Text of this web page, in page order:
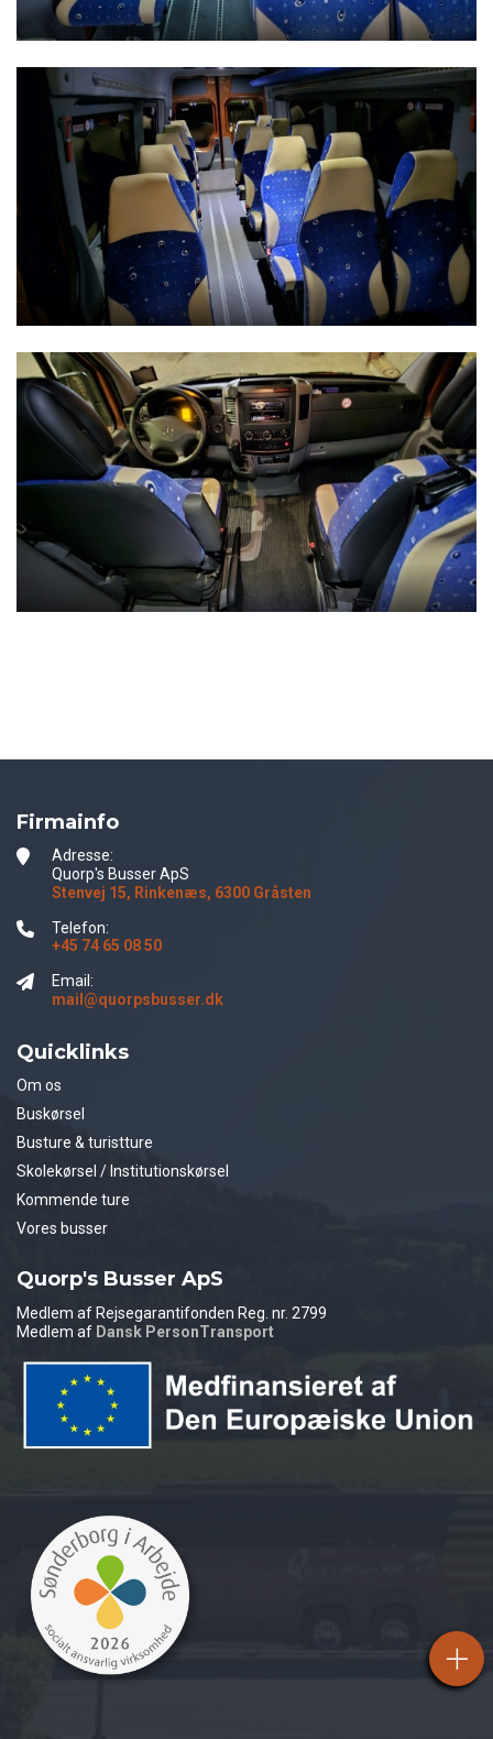
Firmainfo
Adresse:
Quorp's Busser ApS
Stenvej 15, Rinkenæs, 6300 Gråsten
Telefon:
+45 74 65 08 50
Email:
mail@quorpsbusser.dk
Quicklinks
Om os
Buskørsel
Busture & turistture
Skolekørsel / Institutionskørsel
Kommende ture
Vores busser
Quorp's Busser ApS
Medlem af Rejsegarantifonden Reg. nr. 2799
Medlem af Dansk PersonTransport